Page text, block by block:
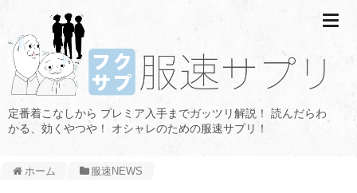
定番着こなしから プレミア入手までガッツリ解説！ 読んだらわ
かる、効くやつや！ オシャレのための服速サプリ！
ホーム 服速NEWS